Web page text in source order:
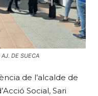
AJ. DE SUECA
de l’alcalde de
Social, Sari